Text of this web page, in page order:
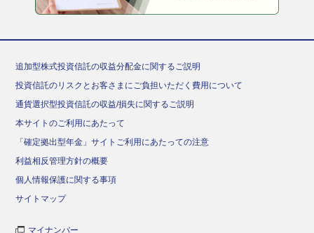
追加型株式投資信託の収益分配金に関するご説明
投資信託のリスクとお客さまにご負担いただく費用について
通貨選択型投資信託の収益/損失に関するご説明
本サイトのご利用にあたって
「確定拠出型年金」サイトご利用にあたっての注意
利益相反管理方針の概要
個人情報保護に関する事項
サイトマップ
マイナンバー